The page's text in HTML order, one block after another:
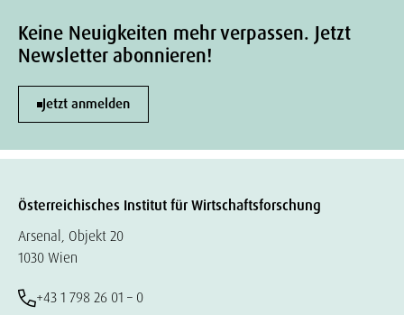
Keine Neuigkeiten mehr verpassen. Jetzt
Newsletter abonnieren!
Jetzt anmelden
Österreichisches Institut für Wirtschaftsforschung
Arsenal, Objekt 20
1030 Wien
+43 1 798 26 01 – 0